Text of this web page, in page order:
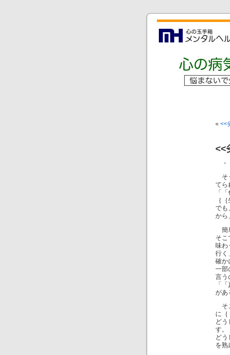
« <<
<<
・
そ
てら
「
｛
でも
から
簡
そこ
味わ
行く
確か
一部
言う
「
があ
そ
に｛
ど
す。
ど
を熟